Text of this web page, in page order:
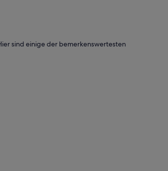
sind einige der bemerkenswertesten